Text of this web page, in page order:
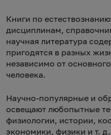
Книги по
дисциплинам,
научная литература
пригодятся в разных
независимо от
человека.
Научно-популярные и
освещают любопытные
физиологии, истории,
экономики, физики и т.